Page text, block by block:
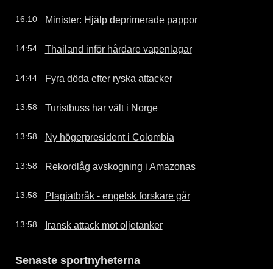
16:10 Minister: Hjälp deprimerade pappor
14:54 Thailand inför hårdare vapenlagar
14:44 Fyra döda efter ryska attacker
13:58 Turistbuss har vält i Norge
13:58 Ny högerpresident i Colombia
13:58 Rekordlåg avskogning i Amazonas
13:58 Plagiatbråk - engelsk forskare går
13:58 Iransk attack mot oljetanker
Senaste sportnyheterna